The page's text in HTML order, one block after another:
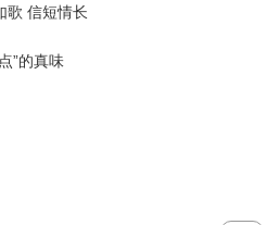
歌 信短情长
”的真味